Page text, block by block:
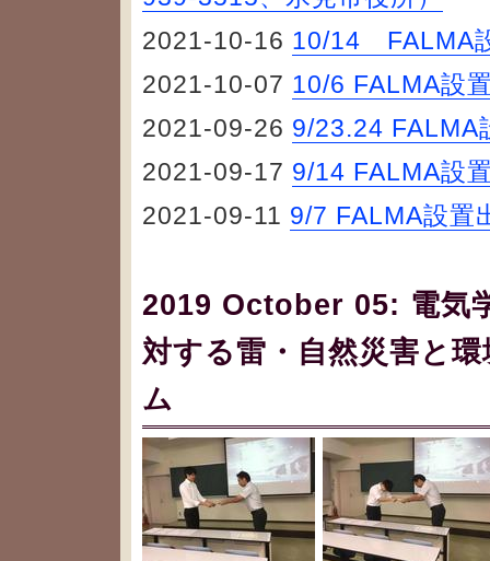
2021-10-16 10/14 FALMA
2021-10-07 10/6 FALMA設
2021-09-26 9/23.24 FALMA
2021-09-17 9/14 FALMA設
2021-09-11 9/7 FALMA設置
2019 October 05: 電気
対する雷・自然災害と
ム